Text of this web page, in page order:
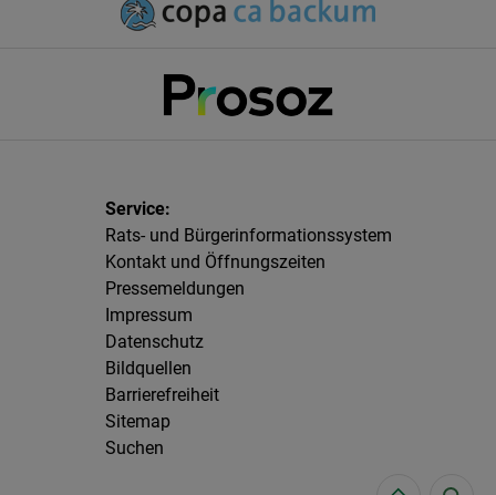
Rats- und Bürgerinformationssystem
Kontakt und Öffnungszeiten
Pressemeldungen
Impressum
Datenschutz
Bildquellen
Barrierefreiheit
Sitemap
Suchen